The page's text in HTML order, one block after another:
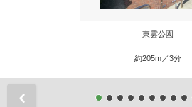
東雲公園
約205m／3分